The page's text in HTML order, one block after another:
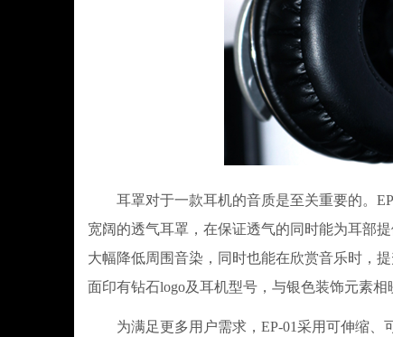
耳罩对于一款耳机的音质是至关重要的。
宽阔的透气耳罩，在保证透气的同时能为耳部
大幅降低周围音染，同时也能在欣赏音乐时，
面印有钻石logo及耳机型号，与银色装饰元素相
为满足更多用户需求，EP-01采用可伸缩、